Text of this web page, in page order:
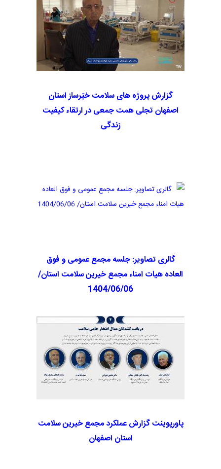
گزارش پروژه های سلامت خیّرساز استان
اصفهان تجلی همت جمعی در ارتقاء کیفیت
زندگی
گالری تصاویر: جلسه مجمع عمومی و فوق
العاده هیات امناء مجمع خیرین سلامت استان/
1404/06/06
پاورپوینت گزارش عملکرد مجمع خیرین سلامت
استان اصفهان